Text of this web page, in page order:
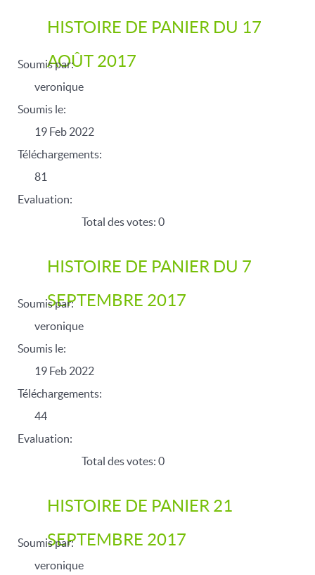
HISTOIRE DE PANIER DU 17
AOÛT 2017
Soumis par:
veronique
Soumis le:
19 Feb 2022
Téléchargements:
81
Evaluation:
Total des votes: 0
HISTOIRE DE PANIER DU 7
SEPTEMBRE 2017
Soumis par:
veronique
Soumis le:
19 Feb 2022
Téléchargements:
44
Evaluation:
Total des votes: 0
HISTOIRE DE PANIER 21
SEPTEMBRE 2017
Soumis par:
veronique